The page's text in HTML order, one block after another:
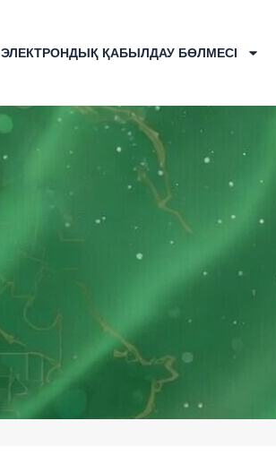
ЭЛЕКТРОНДЫҚ ҚАБЫЛДАУ БӨЛМЕСІ